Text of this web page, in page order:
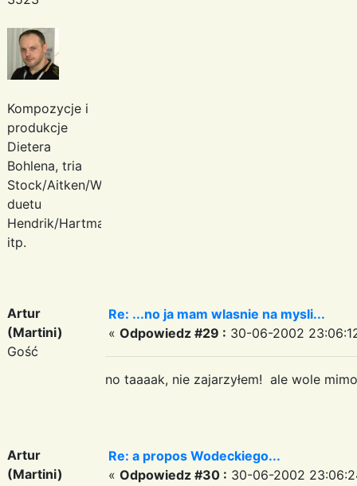
Kompozycje i
produkcje
Dietera
Bohlena, tria
Stock/Aitken/Waterman,
duetu
Hendrik/Hartmann
itp.
Artur
(Martini)
Gość
Re: ...no ja mam wlasnie na mysli...
« Odpowiedz #29 : 30-06-2002
no taaaak, nie zajarzyłem! ale wole
Artur
(Martini)
Re: a propos Wodeckiego...
« Odpowiedz #30 : 30-06-2002